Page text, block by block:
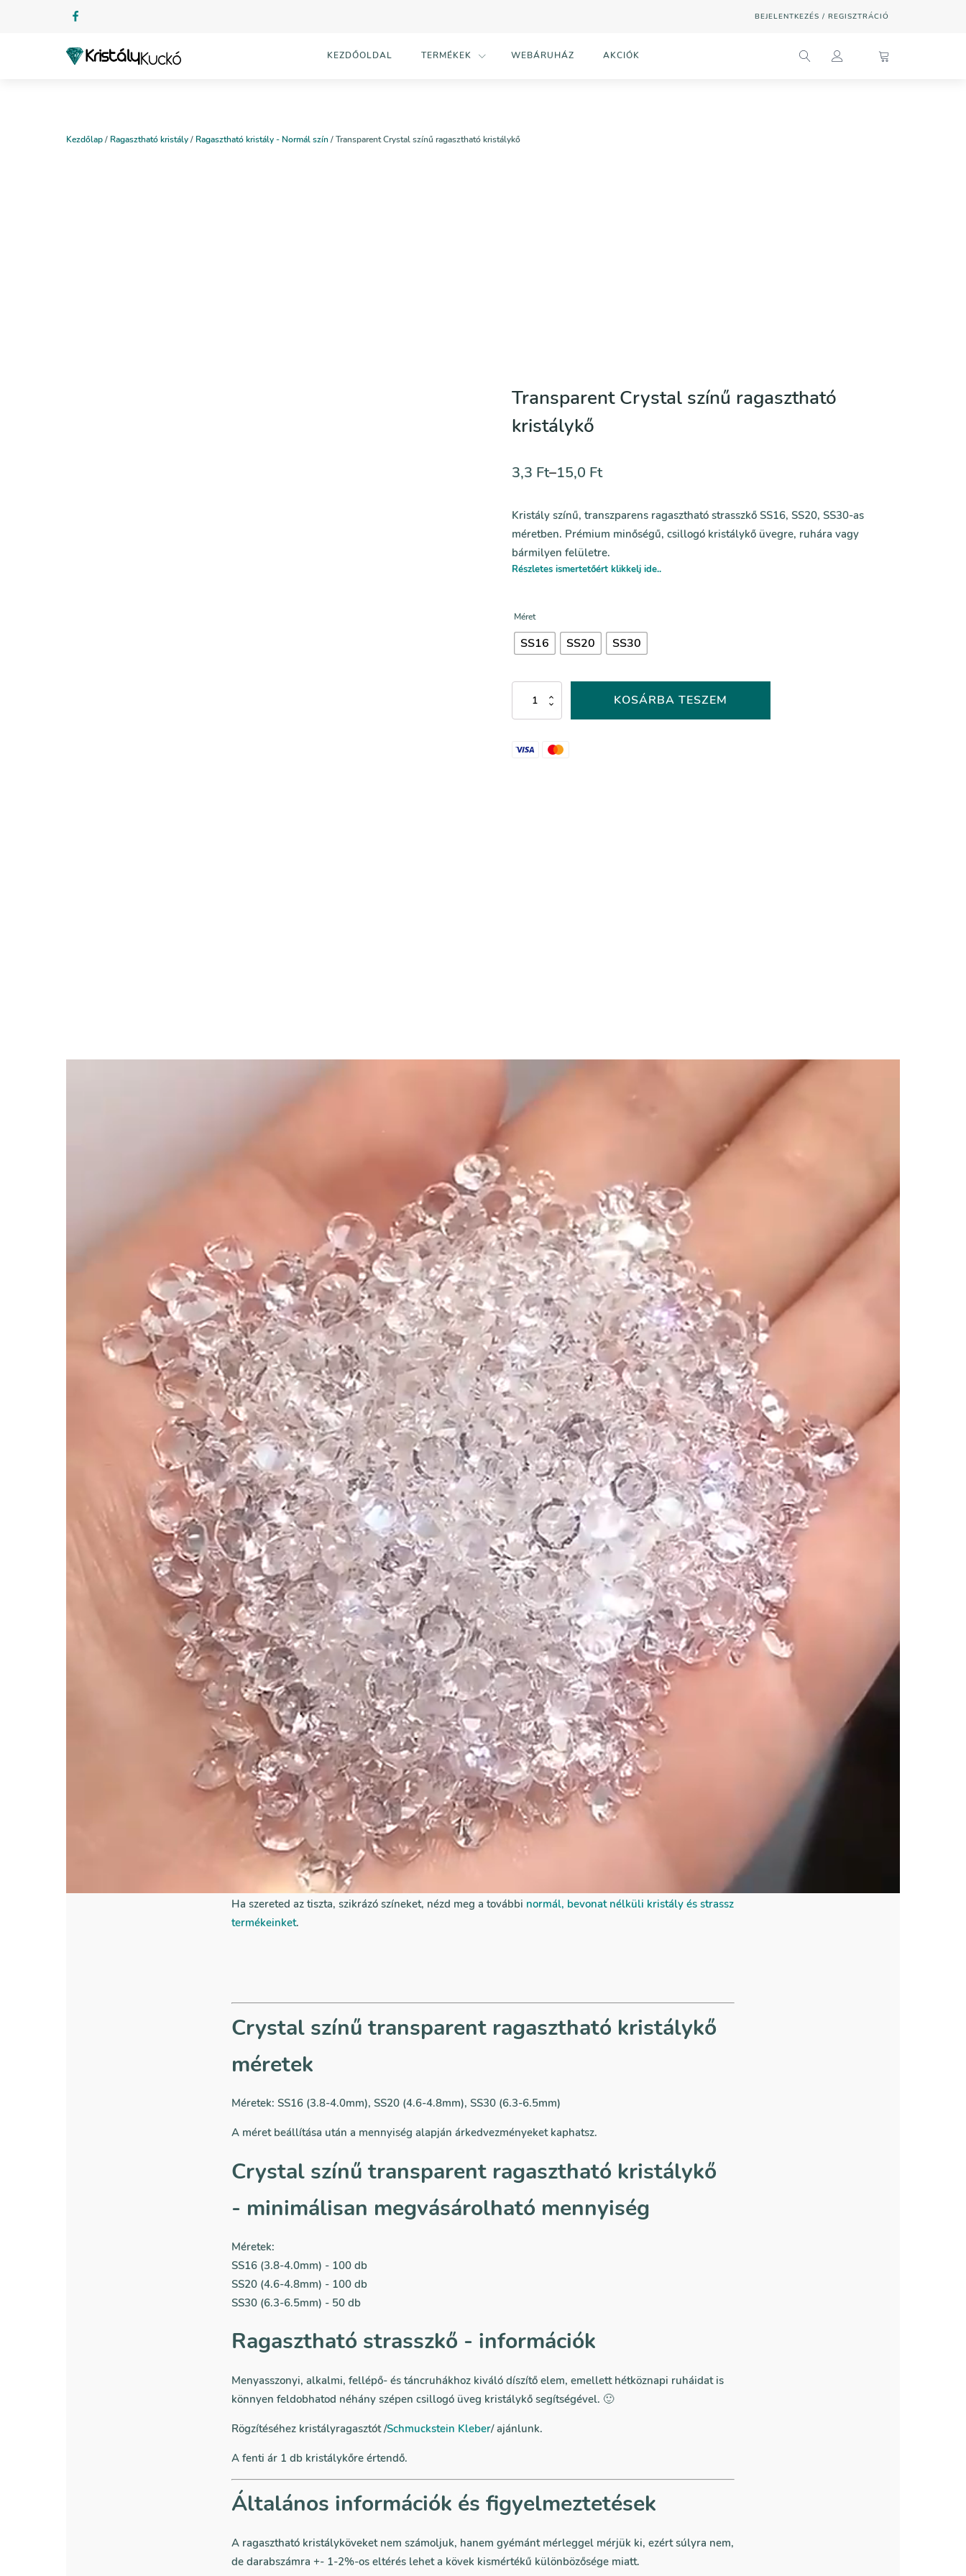
BEJELENTKEZÉS / REGISZTRÁCIÓ
KEZDŐOLDAL TERMÉKEK WEBÁRUHÁZ AKCIÓK
Kezdőlap/ Ragasztható kristály/ Ragasztható kristály - Normál szín/ Transparent Crystal színű ragasztható kristálykő
Transparent Crystal színű ragasztható
kristálykő
3,3 Ft–15,0 Ft
Kristály színű, transzparens ragasztható strasszkő SS16, SS20, SS30-as
méretben. Prémium minőségű, csillogó kristálykő üvegre, ruhára vagy
bármilyen felületre.
Részletes ismertetőért klikkelj ide..
Méret
SS16 SS20 SS30
Transparent
Crystal
színű
kristálykő
KOSÁRBA TESZEM
Transparent Crystal színű ragasztható kristálykő
- minőségi ragasztható strasszkő 3 méretben
Transparent Crystal színű ragasztható
kristálykő
Kiváló minőségű, üveg alapú, transparent (átlátszó),
ragasztható kristálykő Crystal színben.
Különleges üvegtiszta, ezüst árnyalat az alsó,
ezüstszínű foncsor nélkül. A csiszolt üvegkő átveszi az
alatta levő anyag színét és csillogóvá varázsolja azt.
Ebben az esetben a kövek nem nagyon látszanak, csak
a csillogásuk jelenik meg. Javasoljuk még átlátszó,
például üveg felületekre, ahol fontos, hogy a hátsó
Ha szereted az tiszta, szikrázó színeket, nézd meg a további normál, bevonat nélküli kristály és strassz
termékeinket.
Crystal színű transparent ragasztható kristálykő
méretek
Méretek: SS16 (3.8-4.0mm), SS20 (4.6-4.8mm), SS30 (6.3-6.5mm)
A méret beállítása után a mennyiség alapján árkedvezményeket kaphatsz.
Crystal színű transparent ragasztható kristálykő
- minimálisan megvásárolható mennyiség
Méretek:
SS16 (3.8-4.0mm) - 100 db
SS20 (4.6-4.8mm) - 100 db
SS30 (6.3-6.5mm) - 50 db
Ragasztható strasszkő - információk
Menyasszonyi, alkalmi, fellépő- és táncruhákhoz kiváló díszítő elem, emellett hétköznapi ruháidat is
könnyen feldobhatod néhány szépen csillogó üveg kristálykő segítségével. 🙂
Rögzítéséhez kristályragasztót /Schmuckstein Kleber/ ajánlunk.
A fenti ár 1 db kristálykőre értendő.
Általános információk és figyelmeztetések
A ragasztható kristályköveket nem számoljuk, hanem gyémánt mérleggel mérjük ki, ezért súlyra nem,
de darabszámra +- 1-2%-os eltérés lehet a kövek kismértékű különbözősége miatt.